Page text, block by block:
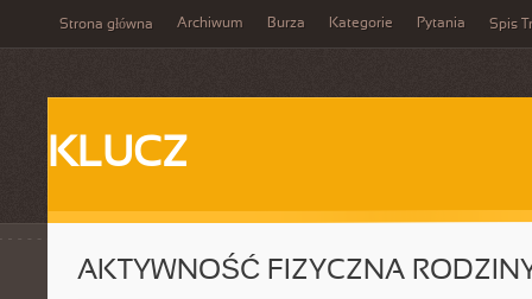
Strona główna Archiwum Burza Kategorie Pytania Spis
KLUCZ
AKTYWNOŚĆ FIZYCZNA